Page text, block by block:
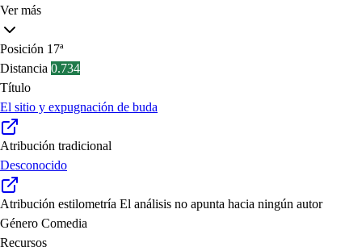
Ver más
Posición 17ª
Distancia 0.734
Título
El sitio y expugnación de buda
Atribución tradicional
Desconocido
Atribución estilometría El análisis no apunta hacia ningún autor
Género Comedia
Recursos